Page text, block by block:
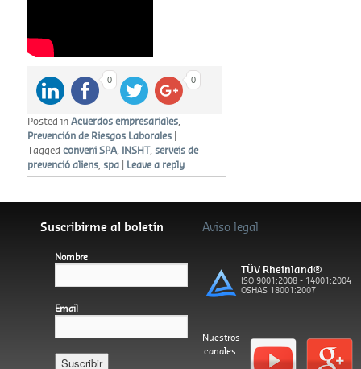
Continue reading
0 0
Posted in Acuerdos empresariales
Prevención de Riesgos Laborales |
Tagged conveni SPA INSHT, serveis de
prevenció aliens spa | Leave a reply
Suscribirme al boletín
Nombre
Email
Aviso legal
TÜV Rheinland®
ISO 9001:2008 - 14001:2004
OSHAS 18001:2007
Nuestros
canales: